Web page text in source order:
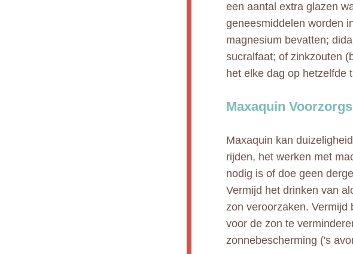
een aantal extra glazen
geneesmiddelen worden
magnesium bevatten;
sucralfaat; of zinkzouten
het elke dag op hetzelfde
Maxaquin
Maxaquin kan
rijden, het werken met
nodig is of doe geen
Vermijd het drinken van
zon veroorzaken. Vermijd
voor de zon te
zonnebescherming ('s